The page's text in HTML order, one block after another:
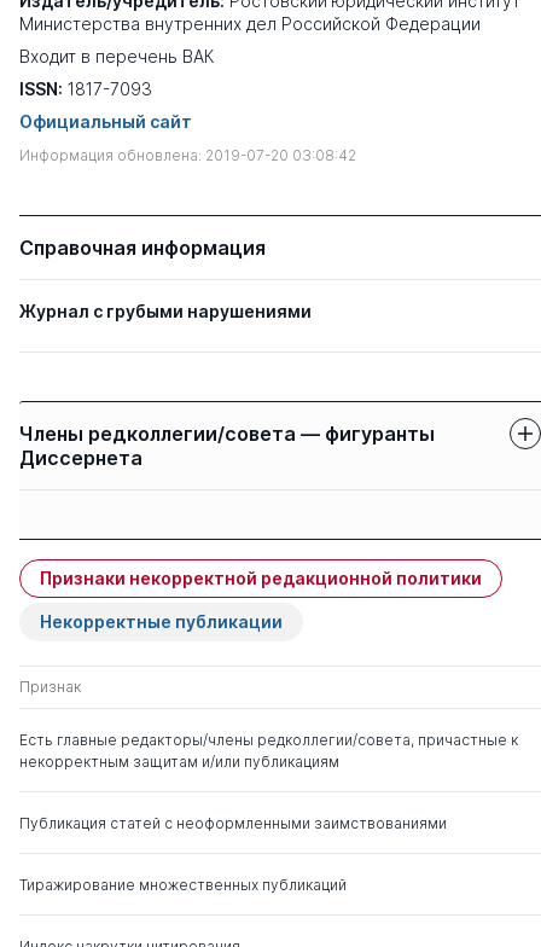
Министерства внутренних дел Российской Федерации
Входит в перечень ВАК
ISSN: 1817-7093
Официальный сайт
Информация обновлена: 2019-07-20 03:08:42
Справочная информация
Журнал с грубыми нарушениями
Члены редколлегии/совета — фигуранты
Диссернета
Гришко Александр
Яковлевич
д. ю.н. 0 11
Баранов Павел Петрович
Химичева Ольга
Викторовна
д. ю.н. 0 2
Григорьев Виктор
Николаевич
д. ю.н. 0
Овчинников Алексей
д. ю.н. 0 9
Признаки некорректной редакционной политики
Некорректные публикации
Признак
Есть главные редакторы/члены редколлегии/совета, причастные к
некорректным защитам и/или публикациям
Публикация статей с неоформленными заимствованиями
Тиражирование множественных публикаций